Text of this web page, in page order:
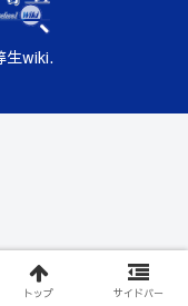
生wiki.
トップ サイドバー